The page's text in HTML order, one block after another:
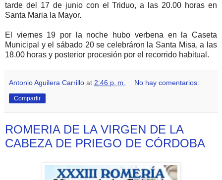
tarde del 17 de junio con el Triduo, a las 20.00 horas en
Santa Maria la Mayor.
El viernes 19 por la noche hubo verbena en la Caseta
Municipal y el sábado 20 se celebráron la Santa Misa, a las
18.00 horas y posterior procesión por el recorrido habitual.
Antonio Aguilera Carrillo at 2:46 p. m. No hay comentarios:
Compartir
ROMERIA DE LA VIRGEN DE LA
CABEZA DE PRIEGO DE CÓRDOBA